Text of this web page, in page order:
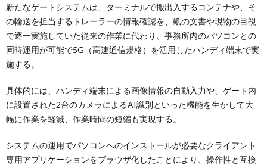
新たなゲートシステムは、ターミナルで搬出入するコンテナや、そ
の輸送を担当するトレーラーの情報確認を、紙の文書や現物の目視
で逐一実施していた従来の作業に代わり、事務所内のパソコンとの
同時運用が可能で5G（高速通信規格）を活用したハンディ端末で実
施する。
具体的には、ハンディ端末による画像情報の自動入力や、ゲート内
に設置された2台のカメラによるAI識別といった機能を生かして大
幅に作業を軽減、作業時間の短縮も実現する。
システムの運用でパソコンへのインストールが必要なクライアント
専用アプリケーションをブラウザ化したことにより、操作性と互換